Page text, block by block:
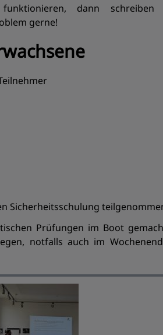
dann
gerne!
Sicherheitsschulung
Prüfungen im Boot
notfalls auch im